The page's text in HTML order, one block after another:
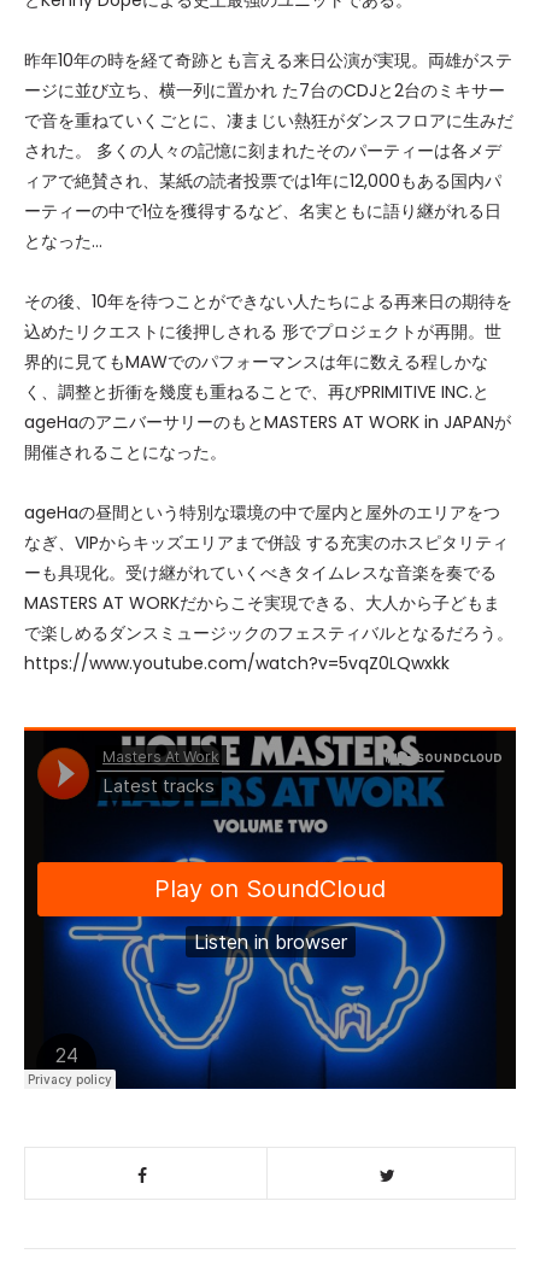
昨年10年の時を経て奇跡とも言える来日公演が実現。両雄がステ
ージに並び立ち、横一列に置かれ た7台のCDJと2台のミキサー
で音を重ねていくごとに、凄まじい熱狂がダンスフロアに生みだ
された。 多くの人々の記憶に刻まれたそのパーティーは各メデ
ィアで絶賛され、某紙の読者投票では1年に12,000もある国内パ
ーティーの中で1位を獲得するなど、名実ともに語り継がれる日
となった…
その後、10年を待つことができない人たちによる再来日の期待を
込めたリクエストに後押しされる 形でプロジェクトが再開。世
界的に見てもMAWでのパフォーマンスは年に数える程しかな
く、調整と折衝を幾度も重ねることで、再びPRIMITIVE INC.と
ageHaのアニバーサリーのもとMASTERS AT WORK in JAPANが
開催されることになった。
ageHaの昼間という特別な環境の中で屋内と屋外のエリアをつ
なぎ、VIPからキッズエリアまで併設 する充実のホスピタリティ
ーも具現化。受け継がれていくべきタイムレスな音楽を奏でる
MASTERS AT WORKだからこそ実現できる、大人から子どもま
で楽しめるダンスミュージックのフェスティバルとなるだろう。
https://www.youtube.com/watch?v=5vqZ0LQwxkk